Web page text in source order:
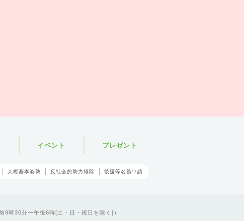
イベント プレゼント
人権基本姿勢 反社会的勢力排除 後援等名義申請
時30分〜午後6時[土・日・祝日を除く]）